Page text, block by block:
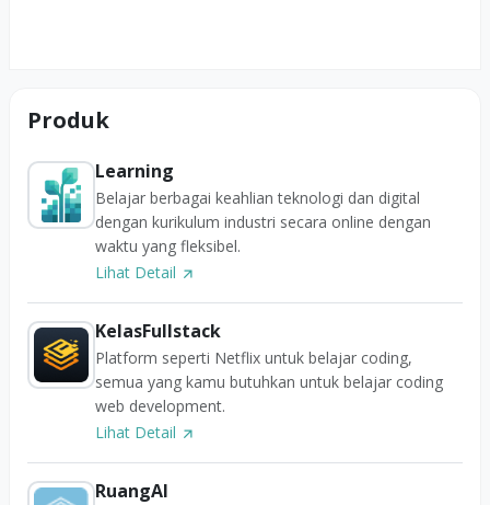
Produk
Learning
Belajar berbagai keahlian teknologi dan digital
dengan kurikulum industri secara online dengan
waktu yang fleksibel.
Lihat Detail
KelasFullstack
Platform seperti Netflix untuk belajar coding,
semua yang kamu butuhkan untuk belajar coding
web development.
Lihat Detail
RuangAI